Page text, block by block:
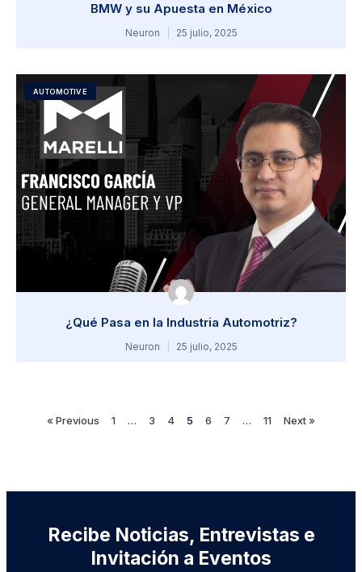
BMW y su Apuesta en México
Neuron 25 julio, 2025
AUTOMOTIVE
¿Qué Pasa en la Industria Automotriz?
Neuron 25 julio, 2025
« Previous 1 … 3 4 5 6 7 … 11 Next »
Recibe Noticias, Entrevistas e
Invitación a Eventos